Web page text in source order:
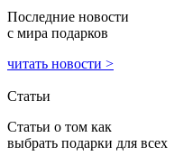
Последние новости
с мира подарков
читать новости >
Статьи
Статьи о том как
выбрать подарки для всех